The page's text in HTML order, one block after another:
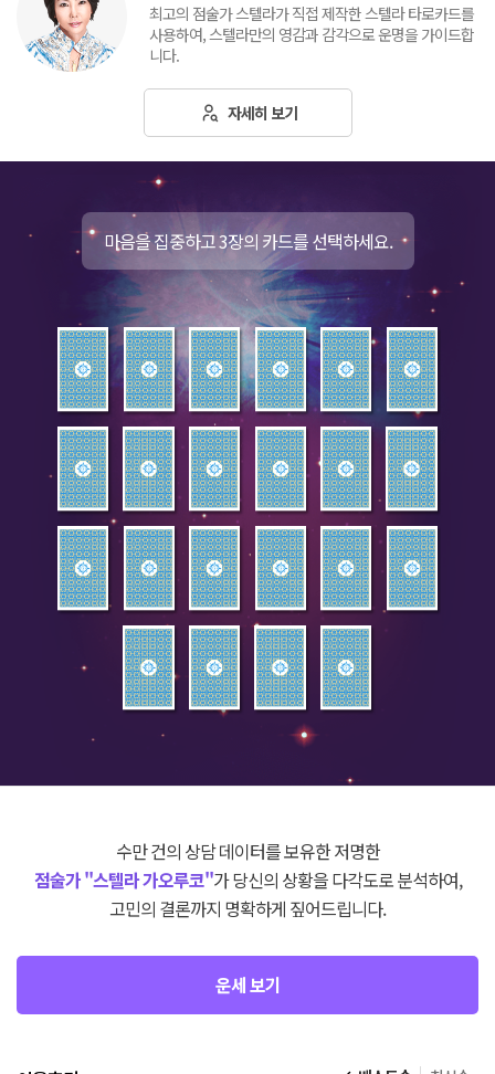
최고의 점술가 스텔라가 직접 제작한 스텔라 타로카드를
사용하여, 스텔라만의 영감과 감각으로 운명을 가이드합
니다.
자세히 보기
마음을 집중하고 3장의 카드를 선택하세요.
수만 건의 상담 데이터를 보유한 저명한
점술가 "스텔라 가오루코"가 당신의 상황을 다각도로 분석하여,
고민의 결론까지 명확하게 짚어드립니다.
운세 보기